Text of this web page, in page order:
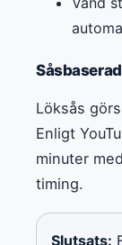
Löksås
Enligt
minuter
timing.
Slutsats: